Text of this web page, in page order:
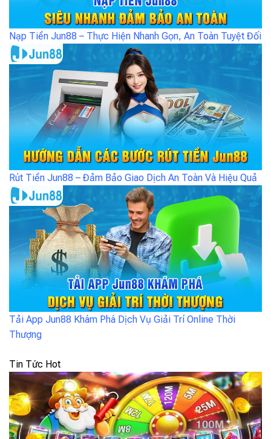
Nạp Tiền Jun88 – Thực Hiện Nhanh Gọn, An Toàn Tuyệt Đối
Rút Tiền Jun88 – Đảm Bảo Giao Dịch An Toàn Và Hiệu Quả
Tải App Jun88 Khám Phá Dịch Vụ Giải Trí Online Thời
Thượng
Tin Tức Hot